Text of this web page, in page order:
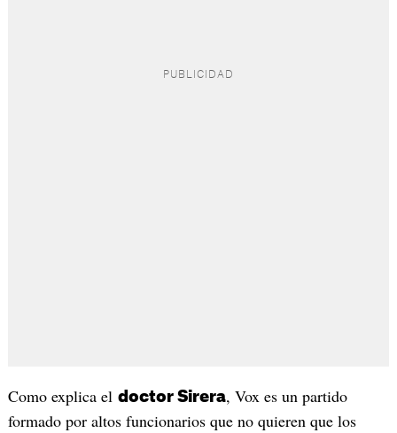
Como explica el doctor Sirera, Vox es un partido
formado por altos funcionarios que no quieren que los